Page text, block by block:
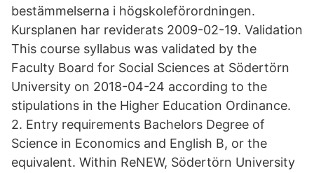
bestämmelserna i högskoleförordningen.
Kursplanen har reviderats 2009-02-19. Validation
This course syllabus was validated by the
Faculty Board for Social Sciences at Södertörn
University on 2018-04-24 according to the
stipulations in the Higher Education Ordinance.
2. Entry requirements Bachelors Degree of
Science in Economics and English B, or the
equivalent. Within ReNEW, Södertörn University